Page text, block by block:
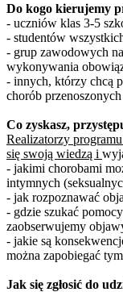
Do kogo kierujemy
- uczniów klas 3-5
- studentów
- grup zawodowych
wykonywania
- innych, którzy chcą
chorób
Co zyskasz,
Realizatorzy
się swoją wiedzą i
- jakimi chorobami
intymnych
- jak rozpoznawać
- gdzie szukać
zaobserwujemy
- jakie są
można zapobiegać
Jak się zgłosić do